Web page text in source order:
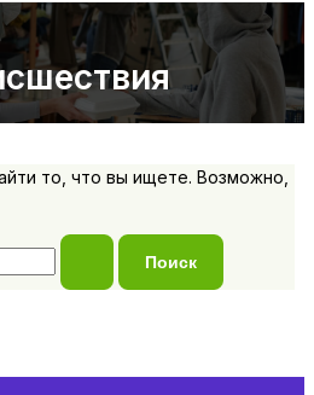
то, что вы ищете. Возможно,